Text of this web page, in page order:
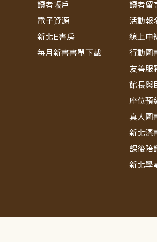
讀者帳戶
電子資源
新北E書房
每月新書書單下載
讀者留
活動報
線上申
行動圖
友善服
館長與
座位預
真人圖
新北漂
課後陪
新北學